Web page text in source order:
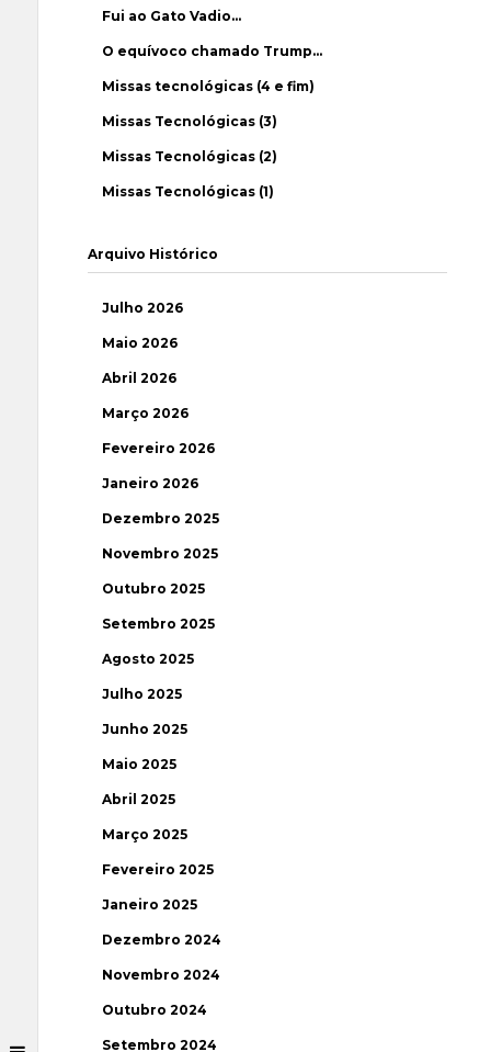
Fui ao Gato Vadio…
O equívoco chamado Trump…
Missas tecnológicas (4 e fim)
Missas Tecnológicas (3)
Missas Tecnológicas (2)
Missas Tecnológicas (1)
Arquivo Histórico
Julho 2026
Maio 2026
Abril 2026
Março 2026
Fevereiro 2026
Janeiro 2026
Dezembro 2025
Novembro 2025
Outubro 2025
Setembro 2025
Agosto 2025
Julho 2025
Junho 2025
Maio 2025
Abril 2025
Março 2025
Fevereiro 2025
Janeiro 2025
Dezembro 2024
Novembro 2024
Outubro 2024
Setembro 2024